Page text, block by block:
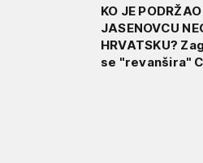
KO JE
JASENOVCU
HRVATSKU?
se "revanšira"